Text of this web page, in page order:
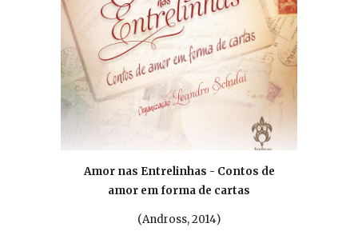
Amor nas Entrelinhas - Contos de
amor em forma de cartas
(Andross, 2014)